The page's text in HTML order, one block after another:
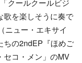
クールクールビジ
歌を楽しそうに奏で
ニュー・エキサイ
ちの2ndEP『ほめご
セコ・メン」のMV